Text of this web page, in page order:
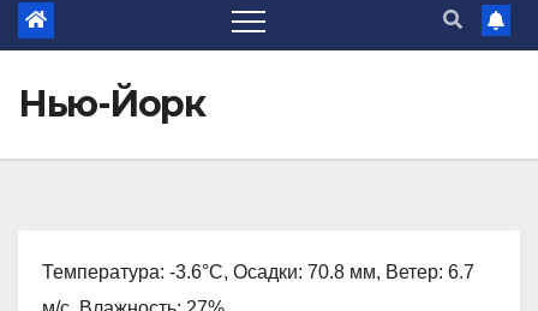
Нью-Йорк
Температура: -3.6°C, Осадки: 70.8 мм, Ветер: 6.7